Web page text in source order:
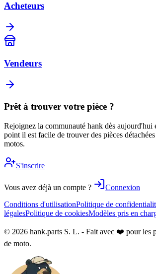
Acheteurs
Vendeurs
Prêt à trouver votre pièce ?
Rejoignez la communauté hank dès aujourd'hui
point il est facile de trouver des pièces
motos.
S'inscrire
Vous avez déjà un compte ?
Connexion
Conditions d'utilisationPolitique de
légalesPolitique de cookiesModèles pris en
© 2026 hank.parts S. L. - Fait avec ❤️ pour les
de moto.